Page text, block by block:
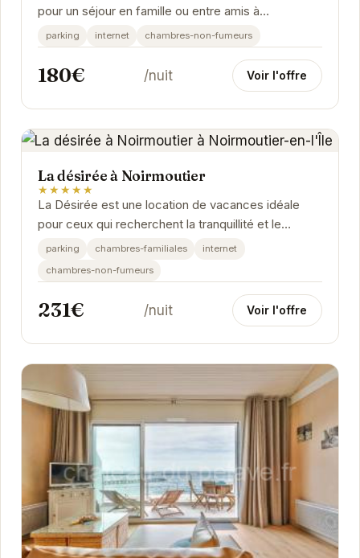
pour un séjour en famille ou entre amis à
Noirmoutier-en-l'Île. Avec son jardin privé et sa...
parking internet chambres-non-fumeurs
180€ /nuit Voir l'offre
La désirée à Noirmoutier
★★★★★
La Désirée est une location de vacances idéale
pour ceux qui recherchent la tranquillité et le
confort. Avec sa situation privilégiée, elle...
parking chambres-familiales
internet
chambres-non-fumeurs
231€ /nuit Voir l'offre